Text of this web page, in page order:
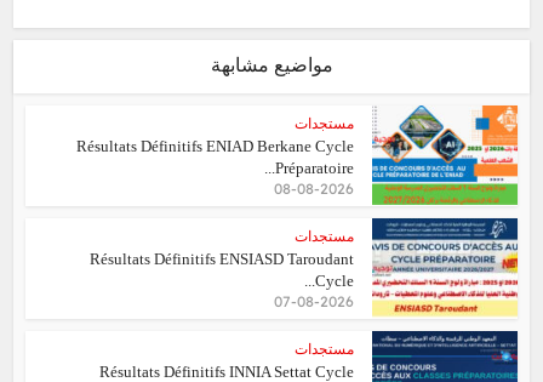
مواضيع مشابهة
مستجدات
Résultats Définitifs ENIAD Berkane Cycle
Préparatoire...
08-08-2026
مستجدات
Résultats Définitifs ENSIASD Taroudant
Cycle...
07-08-2026
مستجدات
Résultats Définitifs INNIA Settat Cycle